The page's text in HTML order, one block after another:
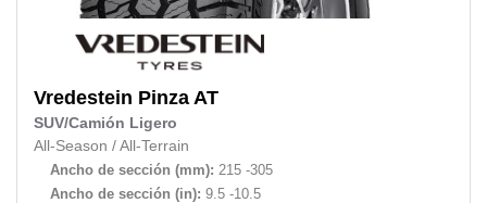
Vredestein Pinza AT
SUV/Camión Ligero
All-Season / All-Terrain
Ancho de sección (mm): 215 -305
Ancho de sección (in): 9.5 -10.5